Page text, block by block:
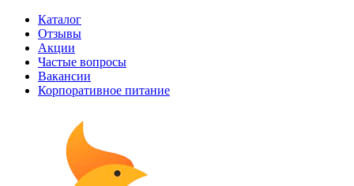
Каталог
Отзывы
Акции
Частые вопросы
Вакансии
Корпоративное питание